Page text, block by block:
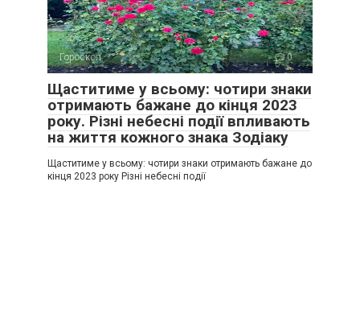
Гороскоп 0
Щаститиме у всьому: чотири знаки
отримають бажане до кінця 2023
року. Різні небесні події впливають
на життя кожного знака Зодіаку
Щаститиме у всьому: чотири знаки отримають бажане до
кінця 2023 року Різні небесні події